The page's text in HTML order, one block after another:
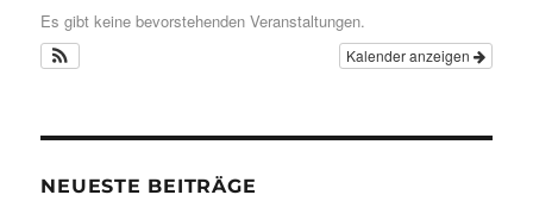
Es gibt keine bevorstehenden Veranstaltungen.
Kalender anzeigen
NEUESTE BEITRÄGE